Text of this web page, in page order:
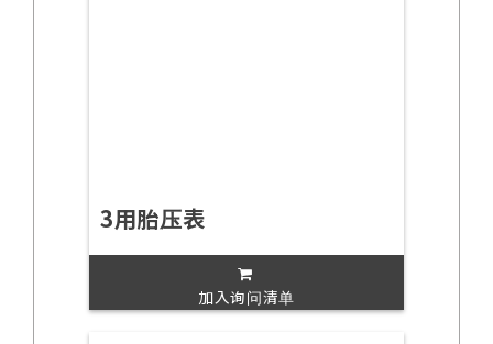
3用胎压表
加入询问清单